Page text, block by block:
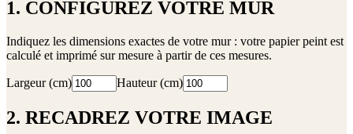
1. CONFIGUREZ VOTRE MUR
Indiquez les dimensions exactes de votre mur : votre papier peint est
calculé et imprimé sur mesure à partir de ces mesures.
Largeur (cm) Hauteur (cm)
2. RECADREZ VOTRE IMAGE